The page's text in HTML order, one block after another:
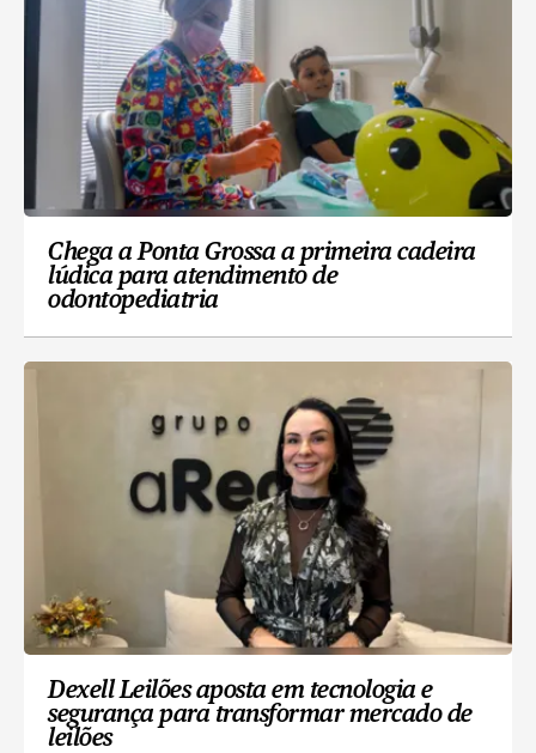
Chega a Ponta Grossa a primeira cadeira
lúdica para atendimento de
odontopediatria
Dexell Leilões aposta em tecnologia e
segurança para transformar mercado de
leilões